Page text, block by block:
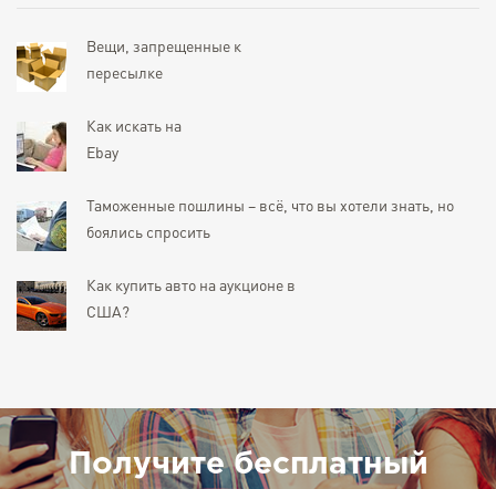
Вещи, запрещенные к
пересылке
Как искать на
Ebay
Таможенные пошлины – всё, что вы хотели знать, но
боялись спросить
Как купить авто на аукционе в
США?
Получите бесплатный